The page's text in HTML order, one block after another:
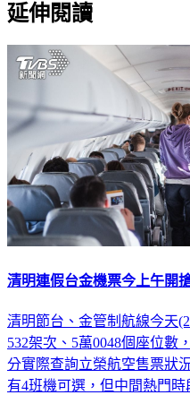
延伸閱讀
清明連假台金機票今上午開
清明節台、金管制航線今天
532架次、5萬0048個座位數
分實際查詢立榮航空售票狀
有4班機可選，但中間熱門